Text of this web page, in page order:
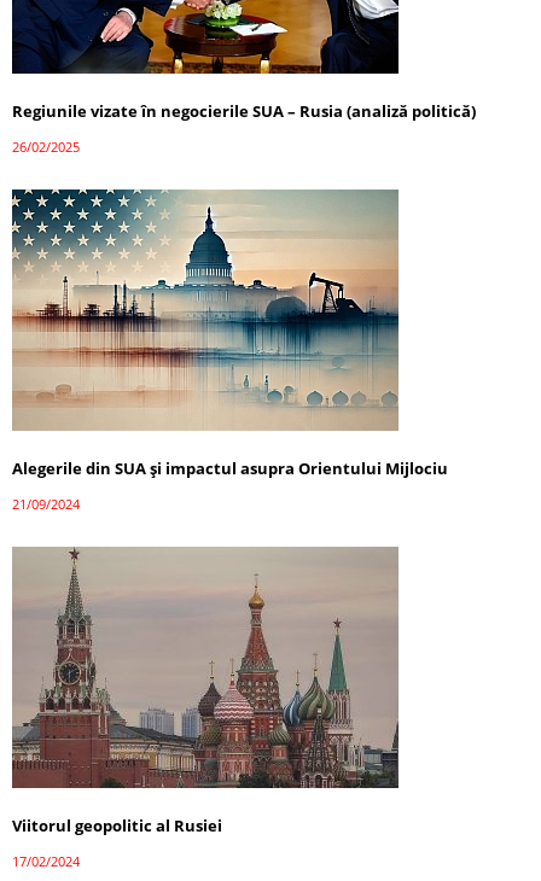
Regiunile vizate în negocierile SUA – Rusia (analiză politică)
26/02/2025
Alegerile din SUA și impactul asupra Orientului Mijlociu
21/09/2024
Viitorul geopolitic al Rusiei
17/02/2024